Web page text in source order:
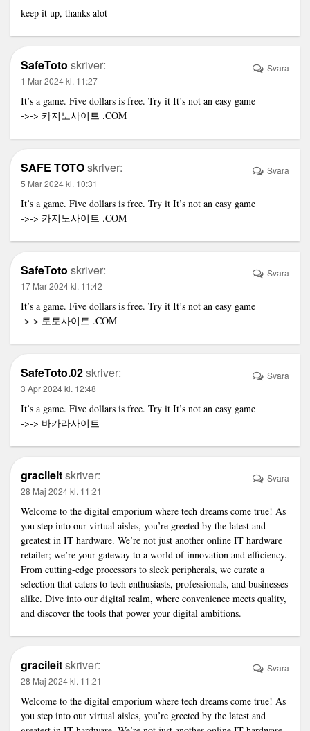
keep it up, thanks alot
SafeToto skriver:
1 Mar 2024 kl. 11:27
It’s a game. Five dollars is free. Try it It’s not an easy game
->-> 카지노사이트 .COM
Svara
SAFE TOTOskriver:
5 Mar 2024 kl. 10:31
It’s a game. Five dollars is free. Try it It’s not an easy game
->-> 카지노사이트 .COM
Svara
SafeToto skriver:
17 Mar 2024 kl. 11:42
It’s a game. Five dollars is free. Try it It’s not an easy game
->-> 토토사이트 .COM
Svara
SafeToto.02skriver:
3 Apr 2024 kl. 12:48
It’s a game. Five dollars is free. Try it It’s not an easy game
->-> 바카라사이트
Svara
gracileitskriver:
28 Maj 2024 kl. 11:21
Welcome to the digital emporium where tech dreams come true! As
you step into our virtual aisles, you’re greeted by the latest and
greatest in IT hardware. We’re not just another online IT hardware
retailer; we’re your gateway to a world of innovation and efficiency.
From cutting-edge processors to sleek peripherals, we curate a
selection that caters to tech enthusiasts, professionals, and businesses
alike. Dive into our digital realm, where convenience meets quality,
and discover the tools that power your digital ambitions.
Svara
gracileitskriver:
28 Maj 2024 kl. 11:21
Welcome to the digital emporium where tech dreams come true! As
you step into our virtual aisles, you’re greeted by the latest and
Svara